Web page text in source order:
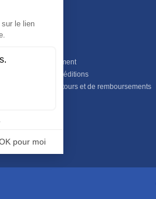
Services
Moyens de paiement
Livraisons et expéditions
Conditions de retours et de remboursements